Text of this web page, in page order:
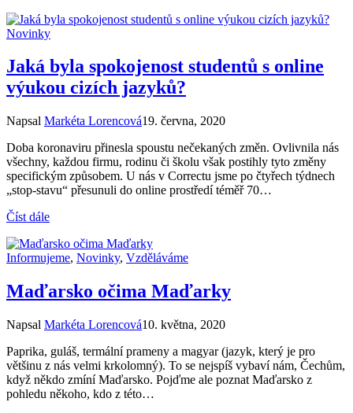
Novinky
Jaká byla spokojenost studentů s online
výukou cizích jazyků?
Napsal Markéta Lorencová19. června, 2020
Doba koronaviru přinesla spoustu nečekaných změn. Ovlivnila nás
všechny, každou firmu, rodinu či školu však postihly tyto změny
specifickým způsobem. U nás v Correctu jsme po čtyřech týdnech
„stop-stavu“ přesunuli do online prostředí téměř 70…
Číst dále
Informujeme, Novinky, Vzděláváme
Maďarsko očima Maďarky
Napsal Markéta Lorencová10. května, 2020
Paprika, guláš, termální prameny a magyar (jazyk, který je pro
většinu z nás velmi krkolomný). To se nejspíš vybaví nám, Čechům,
když někdo zmíní Maďarsko. Pojďme ale poznat Maďarsko z
pohledu někoho, kdo z této…